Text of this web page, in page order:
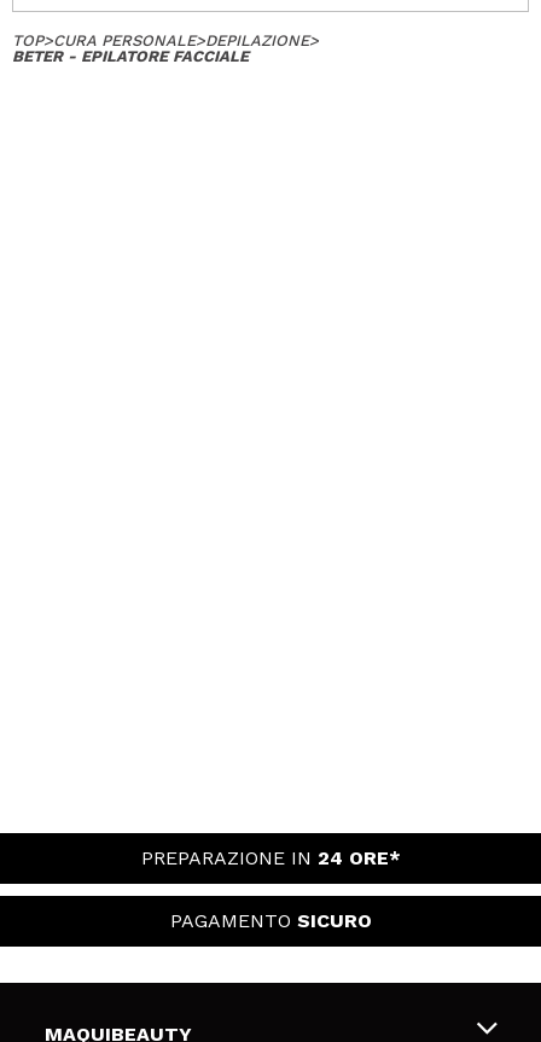
TOP>CURA PERSONALE>DEPILAZIONE>
BETER - EPILATORE FACCIALE
PREPARAZIONE IN 24 ORE*
PAGAMENTO SICURO
MAQUIBEAUTY